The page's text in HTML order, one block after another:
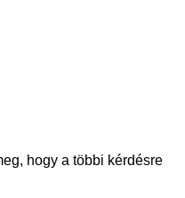
hogy a többi kérdésre